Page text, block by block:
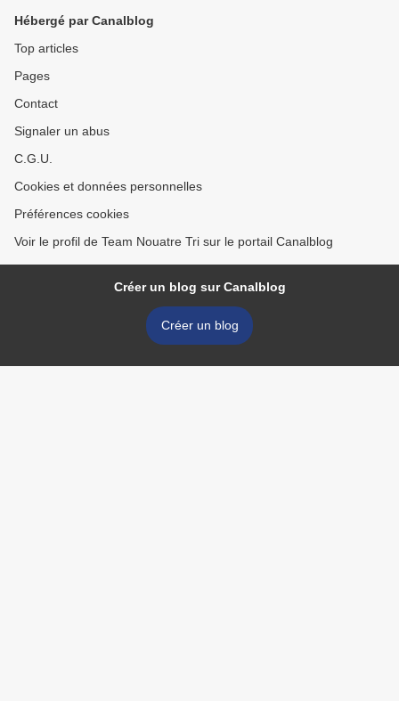
Hébergé par Canalblog
Top articles
Pages
Contact
Signaler un abus
C.G.U.
Cookies et données personnelles
Préférences cookies
Voir le profil de Team Nouatre Tri sur le portail Canalblog
Créer un blog sur Canalblog
Créer un blog